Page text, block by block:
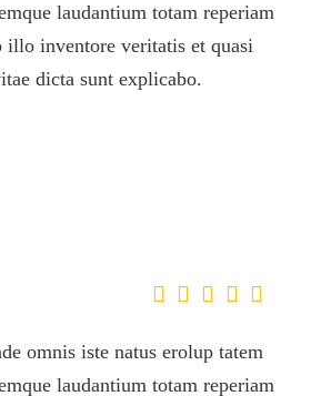
laudantium totam reperiam
illo inventore veritatis et quasi
dicta sunt explicabo.
omnis iste natus erolup tatem
laudantium totam reperiam